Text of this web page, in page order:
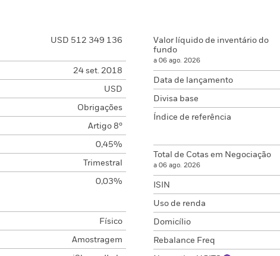
USD 512 349 136
24 set. 2018
USD
Obrigações
Artigo 8º
0,45%
Trimestral
0,03%
Físico
Amostragem
Valor líquido de inventário do
fundo
a 06 ago. 2026
Data de lançamento
Divisa base
Índice de referência
Total de Cotas em Negociação
a 06 ago. 2026
ISIN
Uso de renda
Domicílio
Rebalance Freq